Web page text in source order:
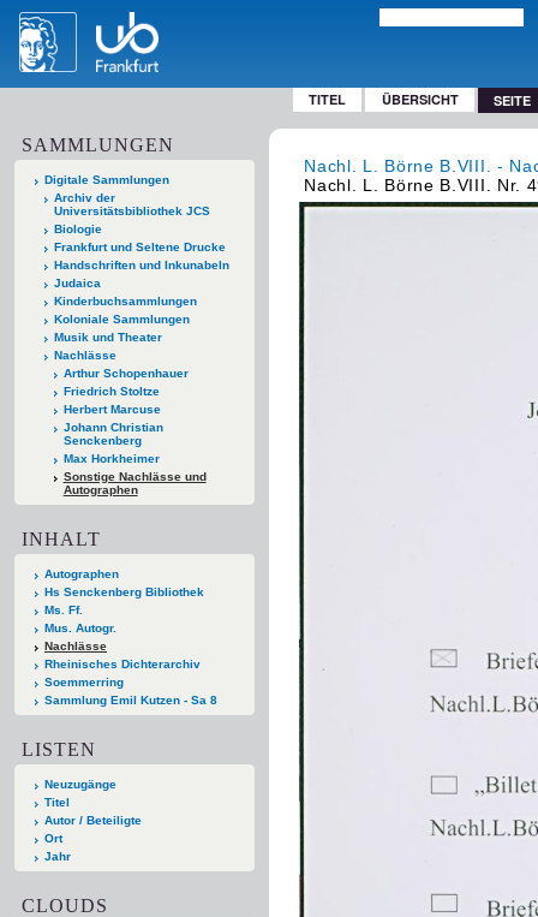
TITEL ÜBERSICHT SEITE
SAMMLUNGEN
Digitale Sammlungen
Archiv der
Universitätsbibliothek JCS
Biologie
Frankfurt und Seltene Drucke
Handschriften und Inkunabeln
Judaica
Kinderbuchsammlungen
Koloniale Sammlungen
Musik und Theater
Nachlässe
Arthur Schopenhauer
Friedrich Stoltze
Herbert Marcuse
Johann Christian
Senckenberg
Max Horkheimer
Sonstige Nachlässe und
Autographen
INHALT
Autographen
Hs Senckenberg Bibliothek
Ms. Ff.
Mus. Autogr.
Nachlässe
Rheinisches Dichterarchiv
Soemmerring
Sammlung Emil Kutzen - Sa 8
LISTEN
Neuzugänge
Titel
Autor / Beteiligte
Ort
Jahr
CLOUDS
Nachl. L. Börne B.VIII. -
Nachl. L. Börne B.VIII. Nr.